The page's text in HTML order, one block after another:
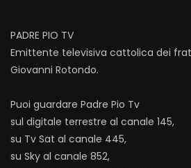
PADRE PIO TV
Emittente televisiva cattolica dei
Giovanni Rotondo.
Puoi guardare Padre Pio Tv
sul digitale terrestre al canale 145,
su Tv Sat al canale 445,
su Sky al canale 852,